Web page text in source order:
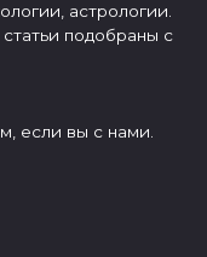
астрологии.
подобраны с
если вы с нами.